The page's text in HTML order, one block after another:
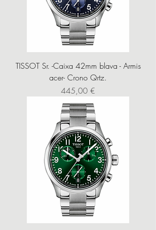
TISSOT Sr. -Caixa 42mm blava - Armis
acer- Crono Qrtz.
Precio
445,00 €